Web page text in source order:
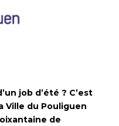
job d’été ? C’est
Ville du Pouliguen
de